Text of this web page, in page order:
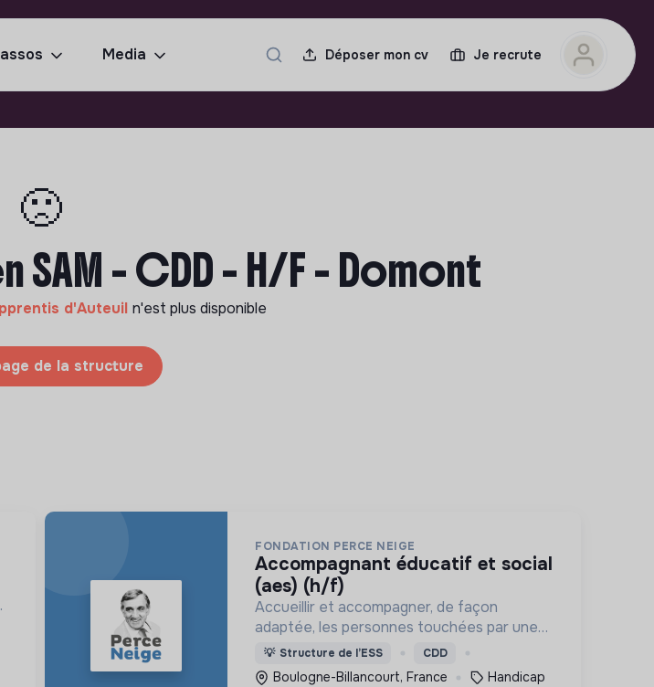
Media Déposer mon cv Je recrute
🙁
- CDD - H/F - Domont
d'Auteuil n'est plus disponible
de la structure
FONDATION PERCE NEIGE
accompagnant éducatif et social
(aes) (h/f)
Accueillir et accompagner, de façon
adaptée, les personnes touchées par une
déficience mentale, un handicap physique
ou psychique
💡 Structure de l’ESS CDD
Boulogne-Billancourt, France Handicap